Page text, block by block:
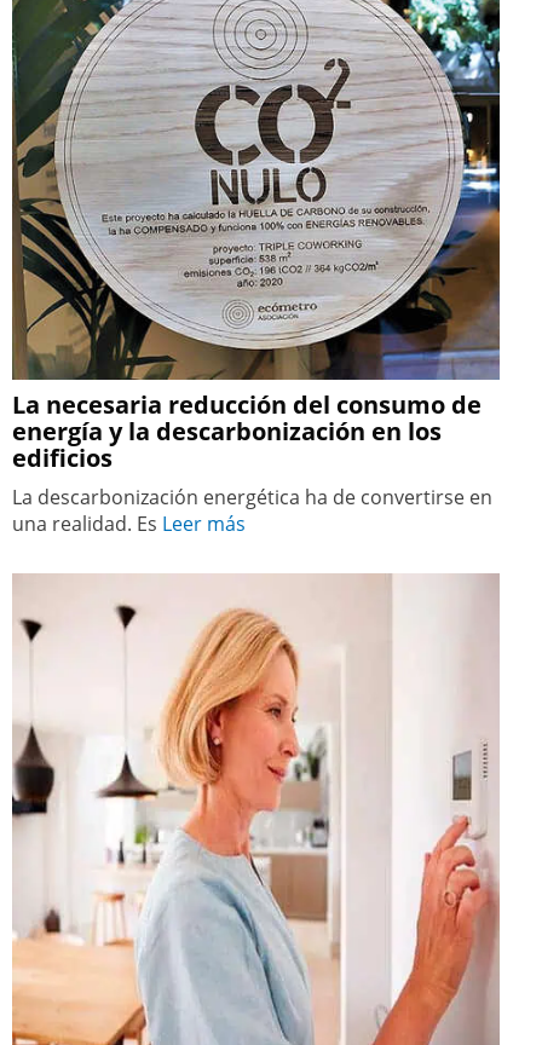
La necesaria reducción del consumo de
energía y la descarbonización en los
edificios
La descarbonización energética ha de convertirse en
una realidad. Es Leer más